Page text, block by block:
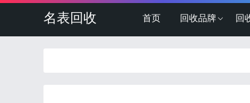
名表回收 首页 回收品牌 回